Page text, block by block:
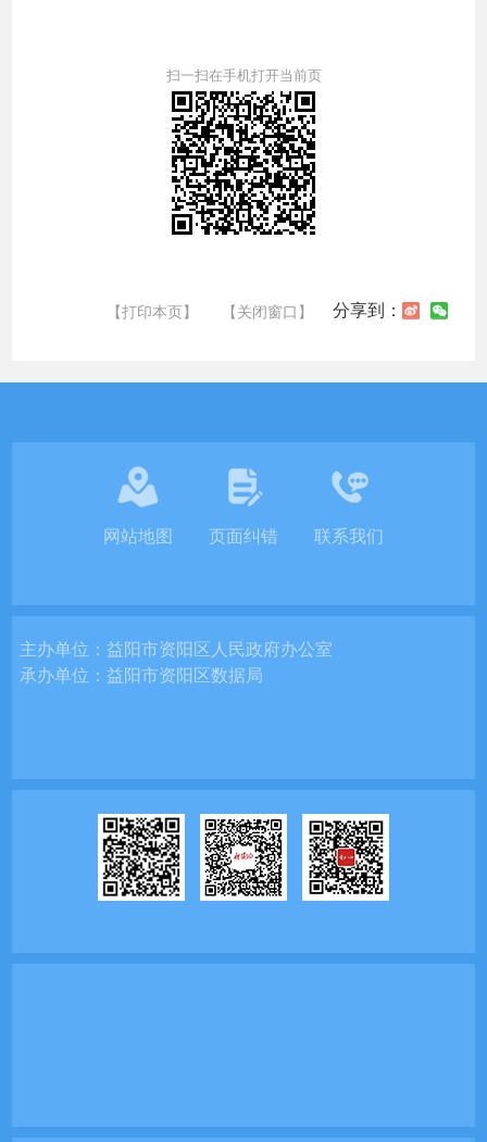
扫一扫在手机打开当前页
【打印本页】 【关闭窗口】 分享到：
网站地图 页面纠错 联系我们
主办单位：益阳市资阳区人民政府办公室
承办单位：益阳市资阳区数据局